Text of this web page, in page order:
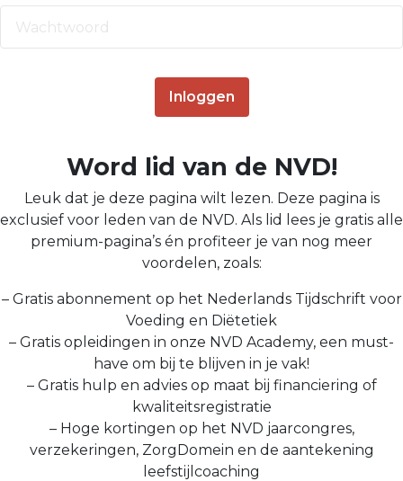
Inloggen
Word lid van de NVD!
Leuk dat je deze pagina wilt lezen. Deze pagina is
exclusief voor leden van de NVD. Als lid lees je gratis alle
premium-pagina’s én profiteer je van nog meer
voordelen, zoals:
– Gratis abonnement op het Nederlands Tijdschrift voor
Voeding en Diëtetiek
– Gratis opleidingen in onze NVD Academy, een must-
have om bij te blijven in je vak!
– Gratis hulp en advies op maat bij financiering of
kwaliteitsregistratie
– Hoge kortingen op het NVD jaarcongres,
verzekeringen, ZorgDomein en de aantekening
leefstijlcoaching